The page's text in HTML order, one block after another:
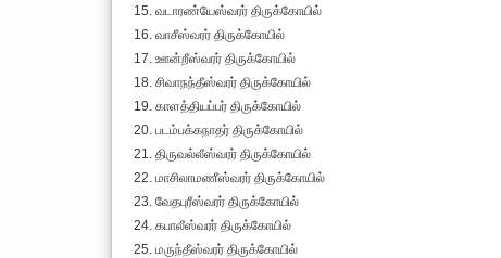
15. வடாரண்யேஸ்வரர் திருக்கோயில்
16. வாசீஸ்வரர் திருக்கோயில்
17. ஊன்றீஸ்வரர் திருக்கோயில்
18. சிவாநந்தீஸ்வரர் திருக்கோயில்
19. காளத்தியப்பர் திருக்கோயில்
20. படம்பக்கநாதர் திருக்கோயில்
21. திருவல்லீஸ்வரர் திருக்கோயில்
22. மாசிலாமணீஸ்வரர் திருக்கோயில்
23. வேதபுரீஸ்வரர் திருக்கோயில்
24. கபாலீஸ்வரர் திருக்கோயில்
25. மருந்தீஸ்வரர் திருக்கோயில்